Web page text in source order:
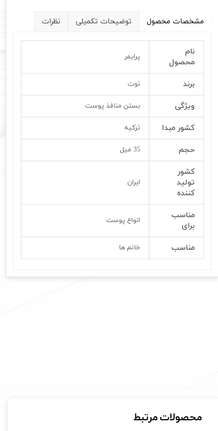
مشخصات محصول توضیحات تکمیلی نظرات
نام
محصول
پرایمر
برند نوت
ویژگی بستن منافذ پوست
کشور مبدا ترکیه
حجم 35 میل
کشور
تولید
کننده
ایران
مناسب
برای
انواع پوست
مناسب خانم ها
محصولات مرتبط